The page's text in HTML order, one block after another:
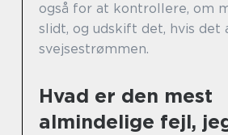
også for at kontrollere, om
slidt, og udskift det, hvis
svejsestrømmen.
Hvad er den mest
almindelige fejl,